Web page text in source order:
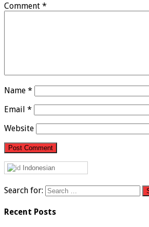
Comment *
Name *
Email *
Website
Indonesian
Search for:
Recent Posts